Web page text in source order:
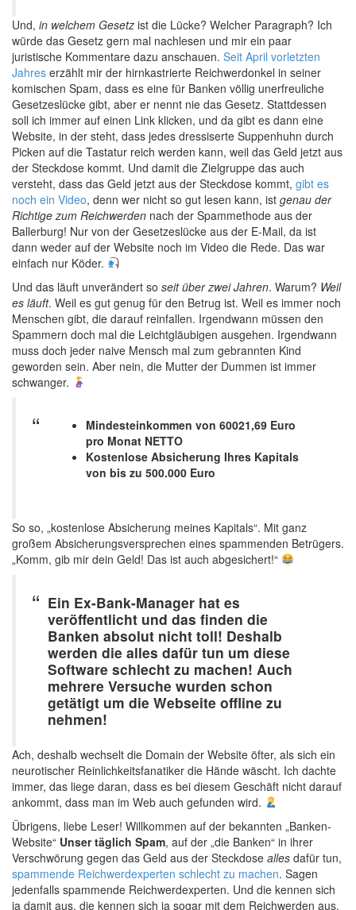
Und, in welchem Gesetz ist die Lücke? Welcher Paragraph? Ich
würde das Gesetz gern mal nachlesen und mir ein paar
juristische Kommentare dazu anschauen. Seit April vorletzten
Jahres erzählt mir der hirnkastrierte Reichwerdonkel in seiner
komischen Spam, dass es eine für Banken völlig unerfreuliche
Gesetzeslücke gibt, aber er nennt nie das Gesetz. Stattdessen
soll ich immer auf einen Link klicken, und da gibt es dann eine
Website, in der steht, dass jedes dressiserte Suppenhuhn durch
Picken auf die Tastatur reich werden kann, weil das Geld jetzt aus
der Steckdose kommt. Und damit die Zielgruppe das auch
versteht, dass das Geld jetzt aus der Steckdose kommt, gibt es
noch ein Video, denn wer nicht so gut lesen kann, ist genau der
Richtige zum Reichwerden nach der Spammethode aus der
Ballerburg! Nur von der Gesetzeslücke aus der E-Mail, da ist
dann weder auf der Website noch im Video die Rede. Das war
einfach nur Köder.
Und das läuft unverändert so seit über zwei Jahren. Warum? Weil
es läuft. Weil es gut genug für den Betrug ist. Weil es immer noch
Menschen gibt, die darauf reinfallen. Irgendwann müssen den
Spammern doch mal die Leichtgläubigen ausgehen. Irgendwann
muss doch jeder naive Mensch mal zum gebrannten Kind
geworden sein. Aber nein, die Mutter der Dummen ist immer
schwanger.
Mindesteinkommen von 60021,69 Euro
pro Monat NETTO
Kostenlose Absicherung Ihres Kapitals
von bis zu 500.000 Euro
So so, „kostenlose Absicherung meines Kapitals“. Mit ganz
großem Absicherungsversprechen eines spammenden Betrügers.
„Komm, gib mir dein Geld! Das ist auch abgesichert!“
Ein Ex-Bank-Manager hat es
veröffentlicht und das finden die
Banken absolut nicht toll! Deshalb
werden die alles dafür tun um diese
Software schlecht zu machen! Auch
mehrere Versuche wurden schon
getätigt um die Webseite offline zu
nehmen!
Ach, deshalb wechselt die Domain der Website öfter, als sich ein
neurotischer Reinlichkeitsfanatiker die Hände wäscht. Ich dachte
immer, das liege daran, dass es bei diesem Geschäft nicht darauf
ankommt, dass man im Web auch gefunden wird.
Übrigens, liebe Leser! Willkommen auf der bekannten „Banken-
Website“ Unser täglich Spam, auf der „die Banken“ in ihrer
Verschwörung gegen das Geld aus der Steckdose alles dafür tun,
spammende Reichwerdexperten schlecht zu machen. Sagen
jedenfalls spammende Reichwerdexperten. Und die kennen sich
ja damit aus, die kennen sich ja sogar mit dem Reichwerden aus.